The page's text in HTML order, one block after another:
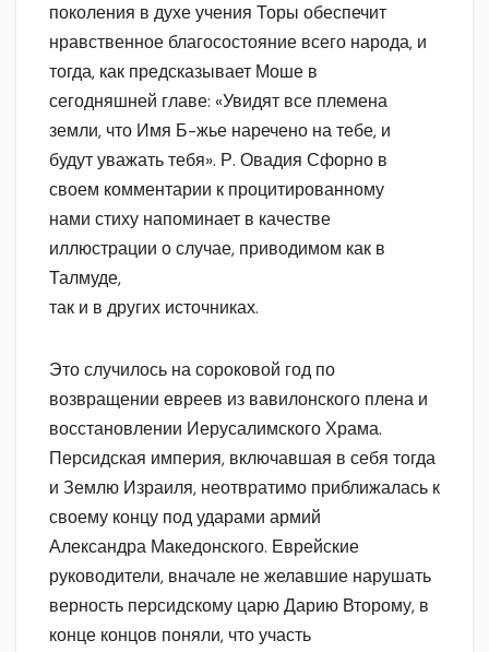
поколения в духе учения Торы обеспечит
нравственное благосостояние всего народа, и
тогда, как предсказывает Моше в
сегодняшней главе: «Увидят все племена
земли, что Имя Б-жье наречено на тебе, и
будут уважать тебя». Р. Овадия Сфорно в
своем комментарии к процитированному
нами стиху напоминает в качестве
иллюстрации о случае, приводимом как в
Талмуде,
так и в других источниках.
Это случилось на сороковой год по
возвращении евреев из вавилонского плена и
восстановлении Иерусалимского Храма.
Персидская империя, включавшая в себя тогда
и Землю Израиля, неотвратимо приближалась к
своему концу под ударами армий
Александра Македонского. Еврейские
руководители, вначале не желавшие нарушать
верность персидскому царю Дарию Второму, в
конце концов поняли, что участь